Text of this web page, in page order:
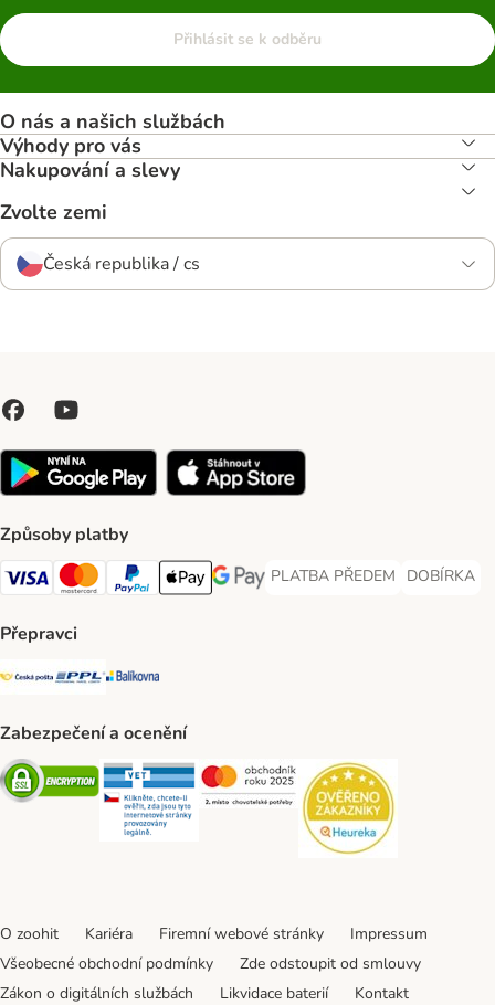
Přihlásit se k odběru
O nás a našich službách
Výhody pro vás
Nakupování a slevy
Zvolte zemi
Česká republika / cs
Způsoby platby
Visa Payment Method
Mastercard Payment Method
PayPal Payment Method
Apple pay Payment Method
GooglePay Payment Method
PLATBA PŘEDEM
PLATBA PŘEDEM Payment
DOBÍRKA
DOBÍRKA
Přepravci
Česká pošta Shipping Method
PPL Shipping Method
Balíkovna Shipping Method
Zabezpečení a ocenění
Security Security Security
O zoohit Kariéra Firemní webové stránky
Impressum
Všeobecné obchodní podmínky
Zde odstoupit od smlouvy
Zákon o digitálních službách
Likvidace baterií Kontakt